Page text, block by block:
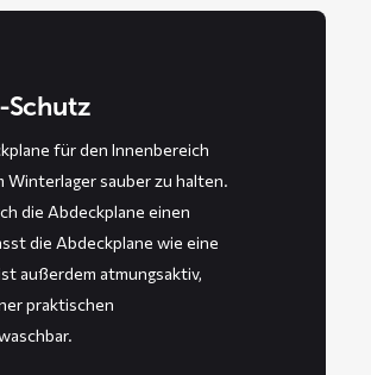
für den Innenbereich
Winterlager sauber zu halten.
die Abdeckplane einen
die Abdeckplane wie eine
außerdem atmungsaktiv,
praktischen